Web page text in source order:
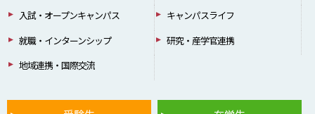
入試・オープンキャンパス
キャンパスライフ
就職・インターンシップ
研究・産学官連携
地域連携・国際交流